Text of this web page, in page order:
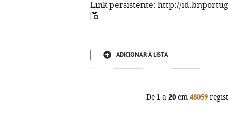
Link persistente: http://
ADICIONAR À LISTA
De 1 a 20 em 48059